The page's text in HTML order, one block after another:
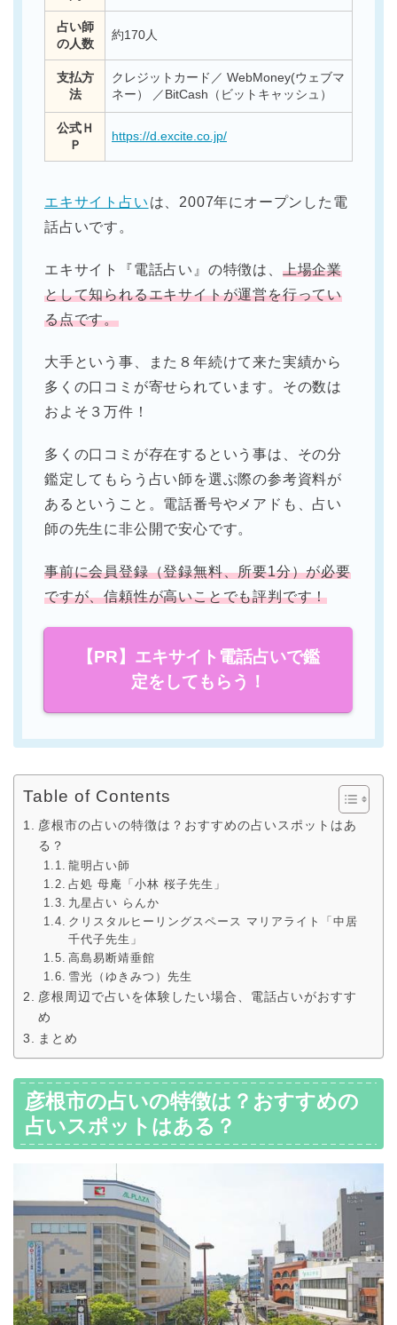
占い師
の人数
約170人
支払方
法
クレジットカード／ WebMoney(ウェブマ
ネー） ／BitCash（ビットキャッシュ）
公式Ｈ
Ｐ
https://d.excite.co.jp/
エキサイト占い は、2007年にオープンした電
話占いです。
エキサイト『電話占い』の特徴は、 上場企業
として知られるエキサイトが運営を行ってい
る点です。
大手という事、また８年続けて来た実績から
多くの口コミが寄せられています。その数は
およそ３万件！
多くの口コミが存在するという事は、その分
鑑定してもらう占い師を選ぶ際の参考資料が
あるということ。電話番号やメアドも、占い
師の先生に非公開で安心です。
事前に会員登録（登録無料、所要1分）が必要
ですが、信頼性が高いことでも評判です！
【PR】エキサイト電話占いで鑑
定をしてもらう！
Table of Contents
彦根市の占いの特徴は？おすすめの占いスポットはあ
る？
龍明占い師
占処 母庵「小林 桜子先生」
九星占い らんか
クリスタルヒーリングスペース マリアライト「中居
千代子先生」
高島易断靖垂館
雪光（ゆきみつ）先生
彦根周辺で占いを体験したい場合、電話占いがおすす
め
まとめ
彦根市の占いの特徴は？おすすめの
占いスポットはある？